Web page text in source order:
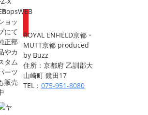
もらえます
ROYAL ENFIELD京都・
MUTT京都 produced
by Buzz
住所：京都府 乙訓郡大
山崎町 鏡田17
TEL： 075-951-8080